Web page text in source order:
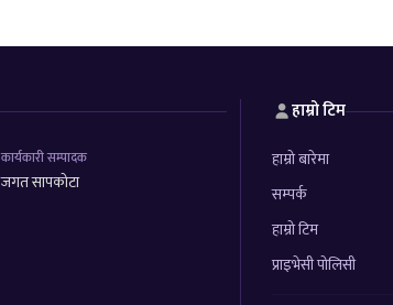
कार्यकारी सम्पादक
जगत सापकोटा
हाम्रो टिम
हाम्रो बारेमा
सम्पर्क
हाम्रो टिम
प्राइभेसी पोलिसी